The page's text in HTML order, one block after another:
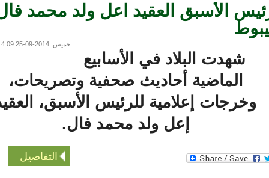
الأسبق العقيد اعل ولد محمد فال
خميس, 2014-09-25 14:09
شهدت البلاد في الأسابيع
الماضية أحاديث صحفية وتصريحات،
وخرجات إعلامية للرئيس الأسبق، العقيد
إعل ولد محمد فال.
التفاصيل